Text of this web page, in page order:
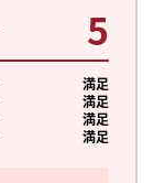
5
満足
満足
満足
満足